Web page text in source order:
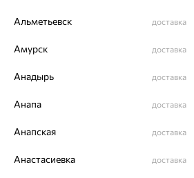
Доставка и оплата
Похожие изделия
Альметьевск доставка
Амурск доставка
Анадырь доставка
Анапа доставка
Анапская доставка
Анастасиевка доставка